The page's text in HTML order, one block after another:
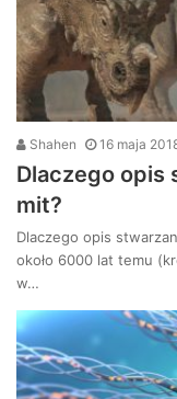
Shahen 16 maja
Dlaczego opis
mit?
Dlaczego opis
około 6000 lat temu
w…